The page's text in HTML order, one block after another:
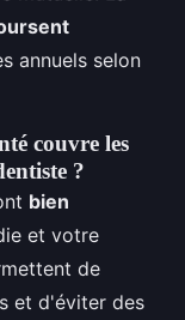
annuels selon
couvre les
?
bien
et votre
de
et d'éviter des